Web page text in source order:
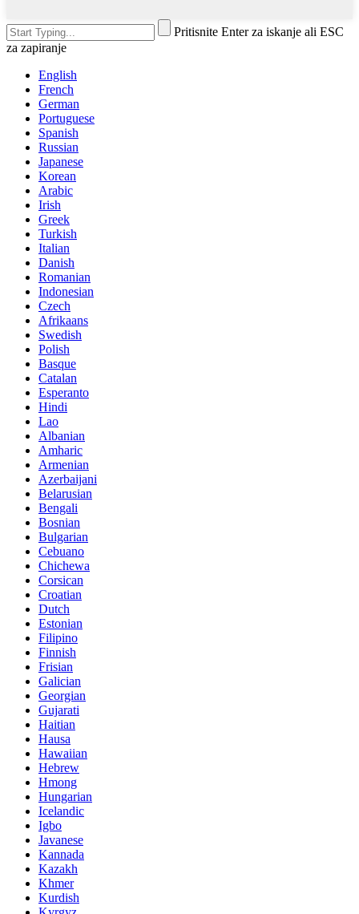
Pritisnite Enter za iskanje ali ESC
za zapiranje
English
French
German
Portuguese
Spanish
Russian
Japanese
Korean
Arabic
Irish
Greek
Turkish
Italian
Danish
Romanian
Indonesian
Czech
Afrikaans
Swedish
Polish
Basque
Catalan
Esperanto
Hindi
Lao
Albanian
Amharic
Armenian
Azerbaijani
Belarusian
Bengali
Bosnian
Bulgarian
Cebuano
Chichewa
Corsican
Croatian
Dutch
Estonian
Filipino
Finnish
Frisian
Galician
Georgian
Gujarati
Haitian
Hausa
Hawaiian
Hebrew
Hmong
Hungarian
Icelandic
Igbo
Javanese
Kannada
Kazakh
Khmer
Kurdish